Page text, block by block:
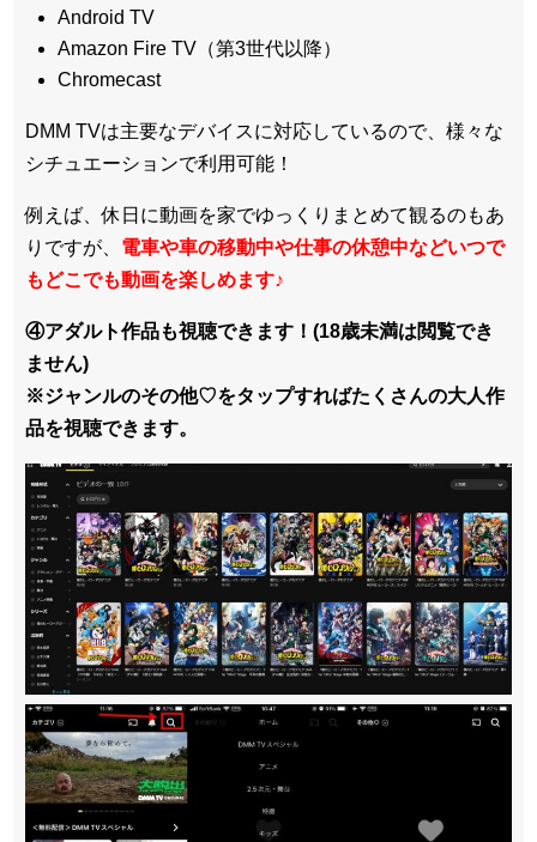
Android TV
Amazon Fire TV（第3世代以降）
Chromecast
DMM TVは主要なデバイスに対応しているので、 様々な
シチュエーションで利用可能！
例えば、休日に動画を家でゆっくりまとめて観るのもあ
りですが、 電車や車の移動中や仕事の休憩中などいつで
もどこでも動画を楽しめます♪
④アダルト作品も視聴できます！(18歳未満は閲覧でき
ません)
※ジャンルのその他♡をタップすればたくさんの大人作
品を視聴できます。